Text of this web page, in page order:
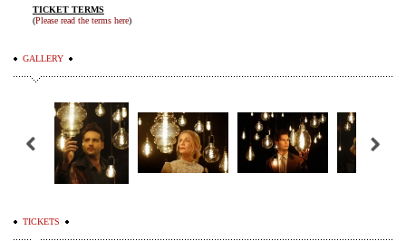
TICKET TERMS
(Please read the terms here)
GALLERY
TICKETS